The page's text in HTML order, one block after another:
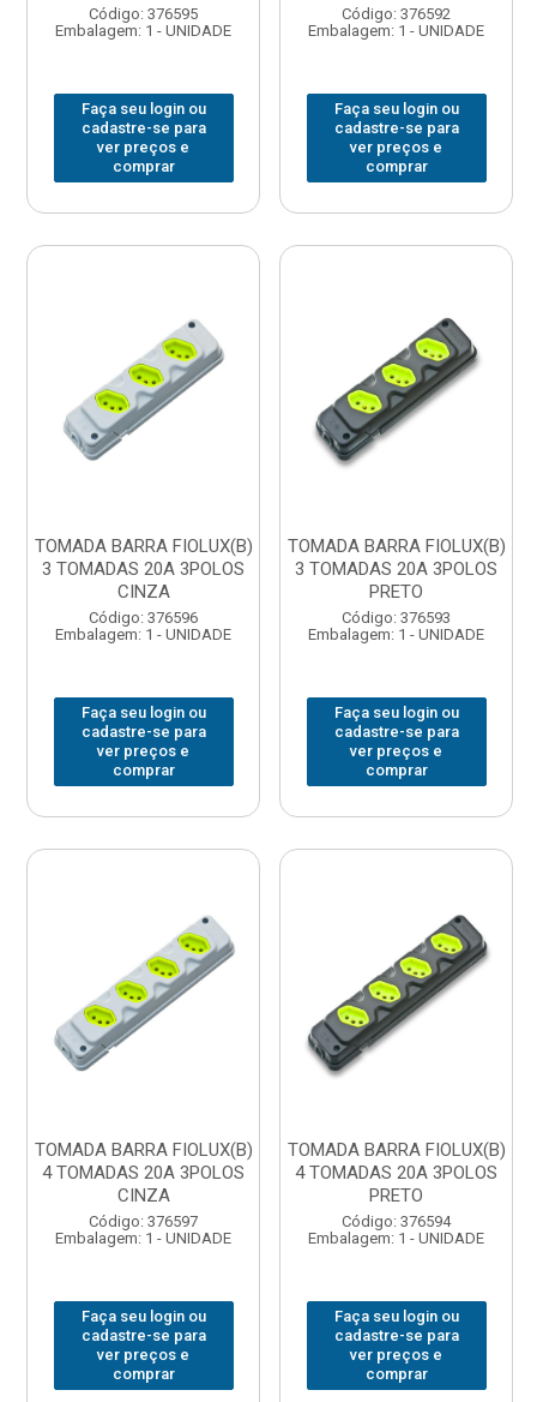
Código: 376595
Embalagem: 1 - UNIDADE
Faça seu login ou
cadastre-se para
ver preços e
comprar
Código: 376592
Embalagem: 1 - UNIDADE
Faça seu login ou
cadastre-se para
ver preços e
comprar
TOMADA BARRA FIOLUX(B)
3 TOMADAS 20A 3POLOS
CINZA
Código: 376596
Embalagem: 1 - UNIDADE
Faça seu login ou
cadastre-se para
ver preços e
comprar
TOMADA BARRA FIOLUX(B)
3 TOMADAS 20A 3POLOS
PRETO
Código: 376593
Embalagem: 1 - UNIDADE
Faça seu login ou
cadastre-se para
ver preços e
comprar
TOMADA BARRA FIOLUX(B)
4 TOMADAS 20A 3POLOS
CINZA
Código: 376597
Embalagem: 1 - UNIDADE
Faça seu login ou
cadastre-se para
ver preços e
comprar
TOMADA BARRA FIOLUX(B)
4 TOMADAS 20A 3POLOS
PRETO
Código: 376594
Embalagem: 1 - UNIDADE
Faça seu login ou
cadastre-se para
ver preços e
comprar